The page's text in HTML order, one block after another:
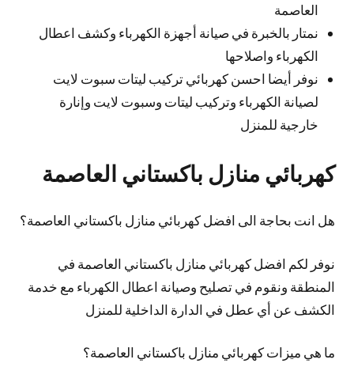
العاصمة
نمتار بالخبرة في صيانة أجهزة الكهرباء وكشف اعطال
الكهرباء واصلاحها
نوفر أيضا احسن كهربائي تركيب ليتات سبوت لايت
لصيانة الكهرباء وتركيب ليتات وسبوت لايت وإنارة
خارجية للمنزل
كهربائي منازل باكستاني العاصمة
هل انت بحاجة الى افضل كهربائي منازل باكستاني العاصمة؟
نوفر لكم افضل كهربائي منازل باكستاني العاصمة في
المنطقة ونقوم في تصليح وصيانة اعطال الكهرباء مع خدمة
الكشف عن أي عطل في الدارة الداخلية للمنزل
ما هي ميزات كهربائي منازل باكستاني العاصمة؟